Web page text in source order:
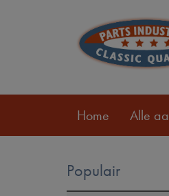
Home Alle
Populair